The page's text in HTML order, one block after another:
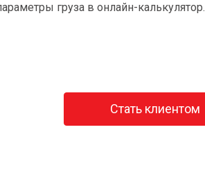
груза в онлайн-калькулятор.
Стать клиентом